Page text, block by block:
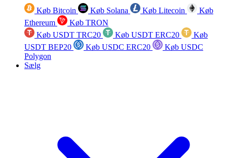
Køb Bitcoin Køb Solana Køb Litecoin
Køb
Ethereum
Køb TRON
Køb USDT TRC20
Køb USDT ERC20
Køb
USDT BEP20
Køb USDC ERC20
Køb USDC
Polygon
Sælg